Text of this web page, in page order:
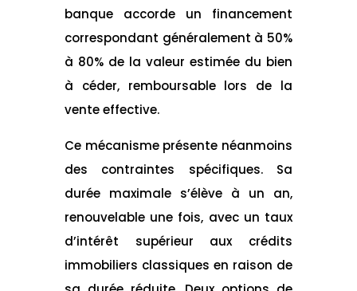
banque accorde un financement
correspondant généralement à 50%
à 80% de la valeur estimée du bien
à céder, remboursable lors de la
vente effective.
Ce mécanisme présente néanmoins
des contraintes spécifiques. Sa
durée maximale s’élève à un an,
renouvelable une fois, avec un taux
d’intérêt supérieur aux crédits
immobiliers classiques en raison de